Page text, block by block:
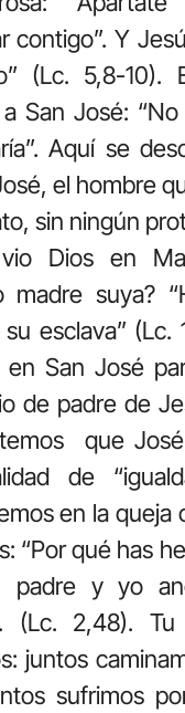
contigo”. Y
(Lc. 5,8-10).
San José:
Aquí se
el hombre
sin ningún
Dios en
madre suya?
esclava” (Lc.
en San José
de padre de
que
de
en la queja
“Por qué has
padre y yo
(Lc. 2,48).
juntos
sufrimos